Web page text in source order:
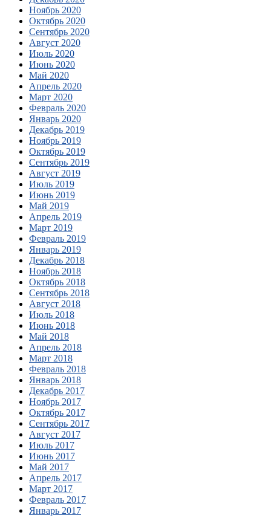
Ноябрь 2020
Октябрь 2020
Сентябрь 2020
Август 2020
Июль 2020
Июнь 2020
Май 2020
Апрель 2020
Март 2020
Февраль 2020
Январь 2020
Декабрь 2019
Ноябрь 2019
Октябрь 2019
Сентябрь 2019
Август 2019
Июль 2019
Июнь 2019
Май 2019
Апрель 2019
Март 2019
Февраль 2019
Январь 2019
Декабрь 2018
Ноябрь 2018
Октябрь 2018
Сентябрь 2018
Август 2018
Июль 2018
Июнь 2018
Май 2018
Апрель 2018
Март 2018
Февраль 2018
Январь 2018
Декабрь 2017
Ноябрь 2017
Октябрь 2017
Сентябрь 2017
Август 2017
Июль 2017
Июнь 2017
Май 2017
Апрель 2017
Март 2017
Февраль 2017
Январь 2017